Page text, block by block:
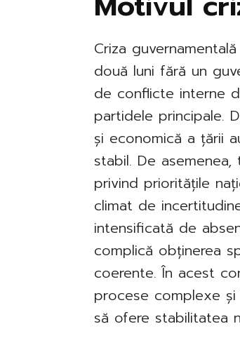
Criza
două luni fără un
de conflicte interne
partidele principale.
și economică a țării
stabil. De
privind prioritățile
climat de
intensificată de
complică obținerea
coerente. În acest
procese complexe și
să ofere stabilitatea